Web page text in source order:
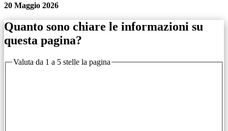
20 Maggio 2026
Quanto sono chiare le informazioni su
questa pagina?
Valuta da 1 a 5 stelle la pagina